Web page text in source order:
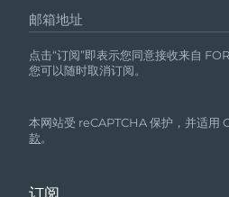
邮箱地址
点击“订阅”即表示您同意接收来自
您可以随时取消订阅。
本网站受 reCAPTCHA 保护，并适用
款。